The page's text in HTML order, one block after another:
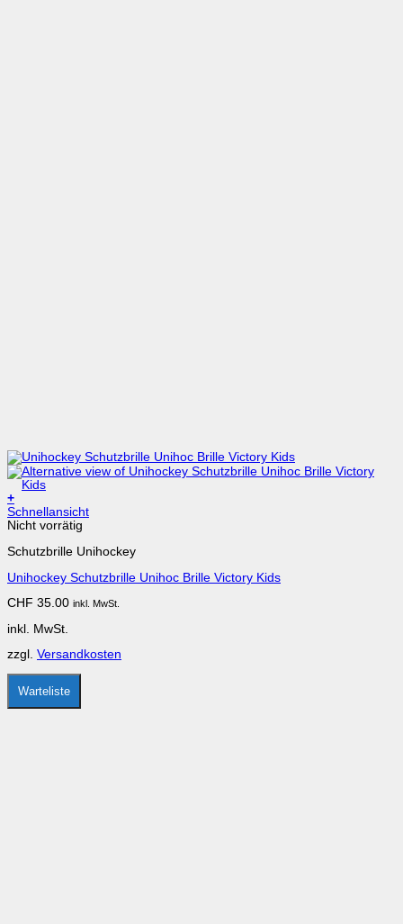
+
Dieses
Produkt
mehrere
auf.
Optionen
auf
Produktseite
gewählt
werden
Schnellansicht
Nicht vorrätig
Schutzbrille Unihockey
Unihockey Schutzbrille Unihoc Brille Victory Kids
CHF 35.00 inkl. MwSt.
inkl. MwSt.
zzgl. Versandkosten
Warteliste